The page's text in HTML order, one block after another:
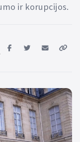
ir korupcijos.